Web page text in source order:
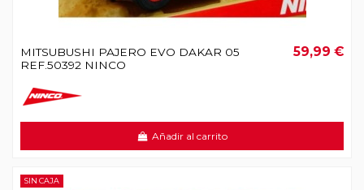
MITSUBUSHI PAJERO EVO DAKAR 05
REF.50392 NINCO
59,99 €
Añadir al carrito
SIN CAJA